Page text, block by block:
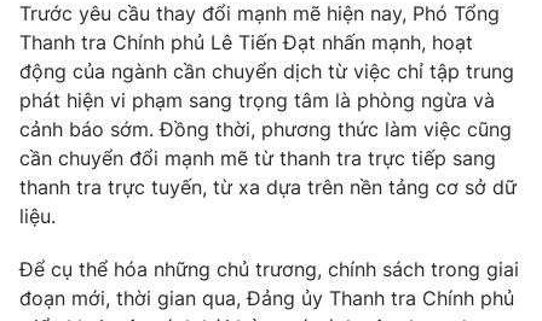
® Cấm sao chép dưới mọi hình thức nếu không có sự chấp
thuận bằng văn bản. Ghi rõ nguồn VTV.vn khi phát hành lại
Trước yêu cầu thay đổi mạnh mẽ hiện nay, Phó Tổng
Thanh tra Chính phủ Lê Tiến Đạt nhấn mạnh, hoạt
động của ngành cần chuyển dịch từ việc chỉ tập trung
phát hiện vi phạm sang trọng tâm là phòng ngừa và
cảnh báo sớm. Đồng thời, phương thức làm việc cũng
cần chuyển đổi mạnh mẽ từ thanh tra trực tiếp sang
thanh tra trực tuyến, từ xa dựa trên nền tảng cơ sở dữ
liệu.
Để cụ thể hóa những chủ trương, chính sách trong giai
đoạn mới, thời gian qua, Đảng ủy Thanh tra Chính phủ